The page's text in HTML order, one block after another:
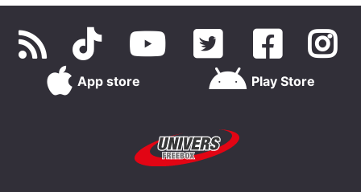
App store Play Store